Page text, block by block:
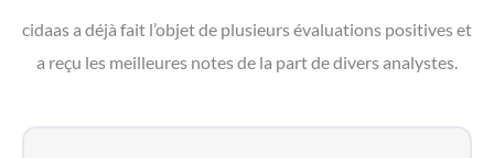
cidaas a déjà fait l’objet de plusieurs évaluations positives et
a reçu les meilleures notes de la part de divers analystes.